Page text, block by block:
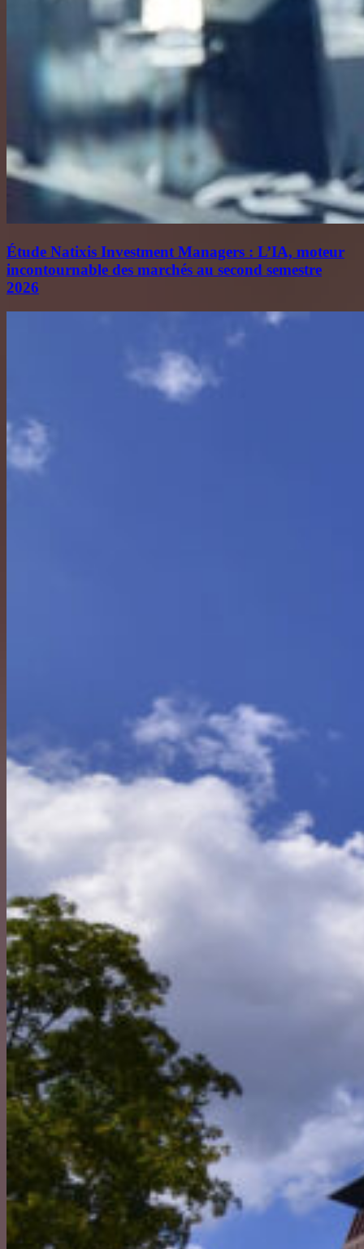
Étude Natixis Investment Managers : L’IA, moteur
incontournable des marchés au second semestre
2026